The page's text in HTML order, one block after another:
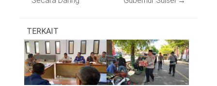
TERKAIT